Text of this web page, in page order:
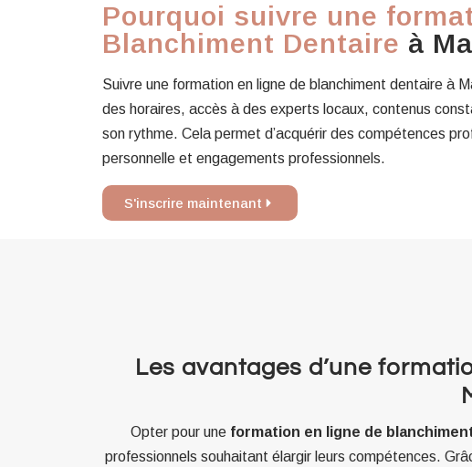
Pourquoi suivre une
Blanchiment Dentaire à
Suivre une formation en ligne de blanchiment dentaire à
des horaires, accès à des experts locaux, contenus
son rythme. Cela permet d’acquérir des compétences
personnelle et engagements professionnels.
S'inscrire maintenant
Les avantages d’une
Opter pour une formation en ligne de
professionnels souhaitant élargir leurs compétences.